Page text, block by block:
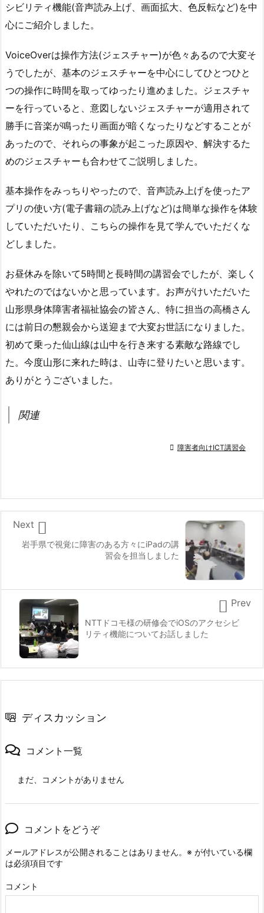
シビリティ機能(音声読み上げ、画面拡大、色反転など)を中
心にご紹介しました。
VoiceOverは操作方法(ジェスチャー)が色々あるので大変そ
うでしたが、基本のジェスチャーを中心にしてひとつひと
つの操作に時間を取ってゆったり進めました。ジェスチャ
ーを行っていると、意図しないジェスチャーが適用されて
勝手に音楽が鳴ったり画面が暗くなったりなどすることが
あったので、それらの事象が起こった原因や、解決するた
めのジェスチャーも合わせてご説明しました。
基本操作をみっちりやったので、音声読み上げを使ったア
プリの使い方(電子書籍の読み上げなど)は簡単な操作を体験
していただいたり、こちらの操作を見て学んでいただくな
どしました。
お昼休みを除いて5時間と長時間の講習会でしたが、楽しく
やれたのではないかと思っています。お声がけいただいた
山形県身体障害者福祉協会の皆さん、特に担当の高橋さん
には前日の懇親会から送迎まで大変お世話になりました。
初めて乗った仙山線は山中を行き来する素敵な路線でし
た。今度山形に来れた時は、山寺に登りたいと思います。
ありがとうございました。
関連
 障害者向けICT講習会
岩手県で視覚に障害のある方々にiPadの講
習会を担当しました

Next
NTTドコモ様の研修会でiOSのアクセシビ
リティ機能についてお話しました
 Prev
ディスカッション
コメント一覧
まだ、コメントがありません
コメントをどうぞ
メールアドレスが公開されることはありません。 ※ が付いている欄
は必須項目です
コメント